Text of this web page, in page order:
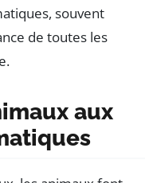
souvent
de toutes les
aux